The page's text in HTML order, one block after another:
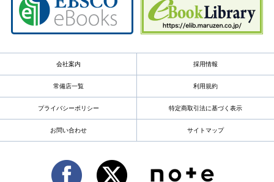
会社案内 採用情報
常備店一覧 利用規約
プライバシーポリシー 特定商取引法に基づく表示
お問い合わせ サイトマップ